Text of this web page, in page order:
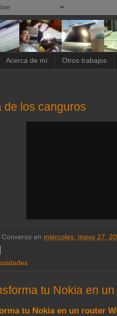
Acerca de mí Otros trabajos
de los canguros
Converso en miércoles, mayo 27,
tu Nokia en
tu Nokia en un router